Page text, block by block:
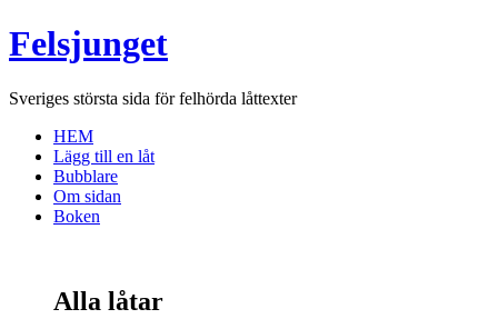
Felsjunget
Sveriges största sida för felhörda låttexter
HEM
Lägg till en låt
Bubblare
Om sidan
Boken
Alla låtar